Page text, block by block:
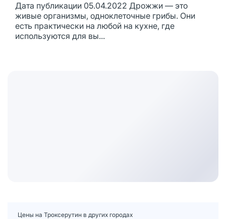
Дата публикации 05.04.2022 Дрожжи — это
живые организмы, одноклеточные грибы. Они
есть практически на любой на кухне, где
используются для вы...
Цены на Троксерутин в других городах